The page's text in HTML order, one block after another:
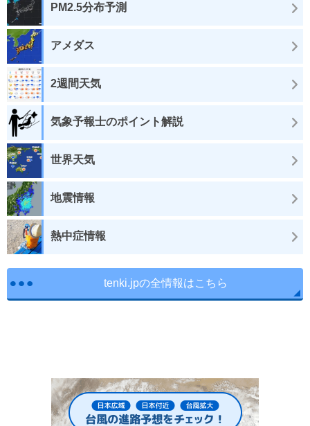
PM2.5分布予測
アメダス
2週間天気
気象予報士のポイント解説
世界天気
地震情報
熱中症情報
tenki.jpの全情報はこちら